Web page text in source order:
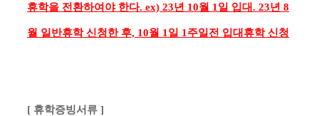
휴학을 전환하여야 한다. ex) 23년 10월 1일 입대. 23년 8
월 일반휴학 신청한 후, 10월 1일 1주일전 입대휴학 신청
[ 휴학증빙서류 ]